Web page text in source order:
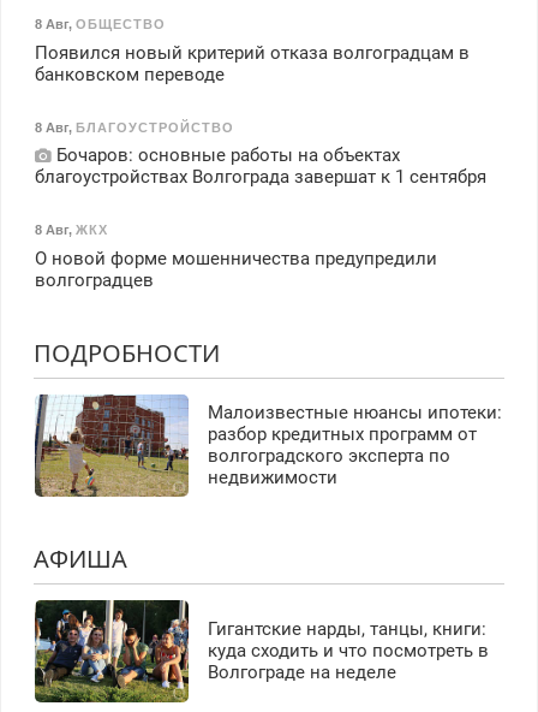
8 Авг, ОБЩЕСТВО
Появился новый критерий отказа волгоградцам в
банковском переводе
8 Авг, БЛАГОУСТРОЙСТВО
Бочаров: основные работы на объектах
благоустройствах Волгограда завершат к 1 сентября
8 Авг, ЖКХ
О новой форме мошенничества предупредили
волгоградцев
ПОДРОБНОСТИ
Малоизвестные нюансы ипотеки:
разбор кредитных программ от
волгоградского эксперта по
недвижимости
АФИША
Гигантские нарды, танцы, книги:
куда сходить и что посмотреть в
Волгограде на неделе